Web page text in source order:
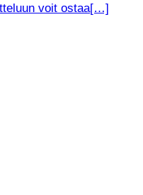
voit ostaa[…]